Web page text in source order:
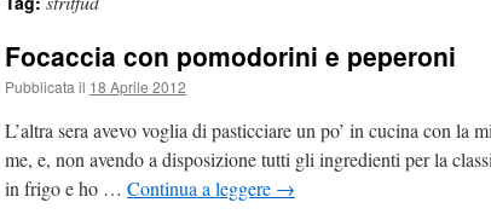
contenuto
Focaccia con pomodorini e peperoni
Pubblicata il 18 Aprile 2012
L’altra sera avevo voglia di pasticciare un po’ in cucina con la
me, e, non avendo a disposizione tutti gli ingredienti per la
in frigo e ho … Continua a leggere →